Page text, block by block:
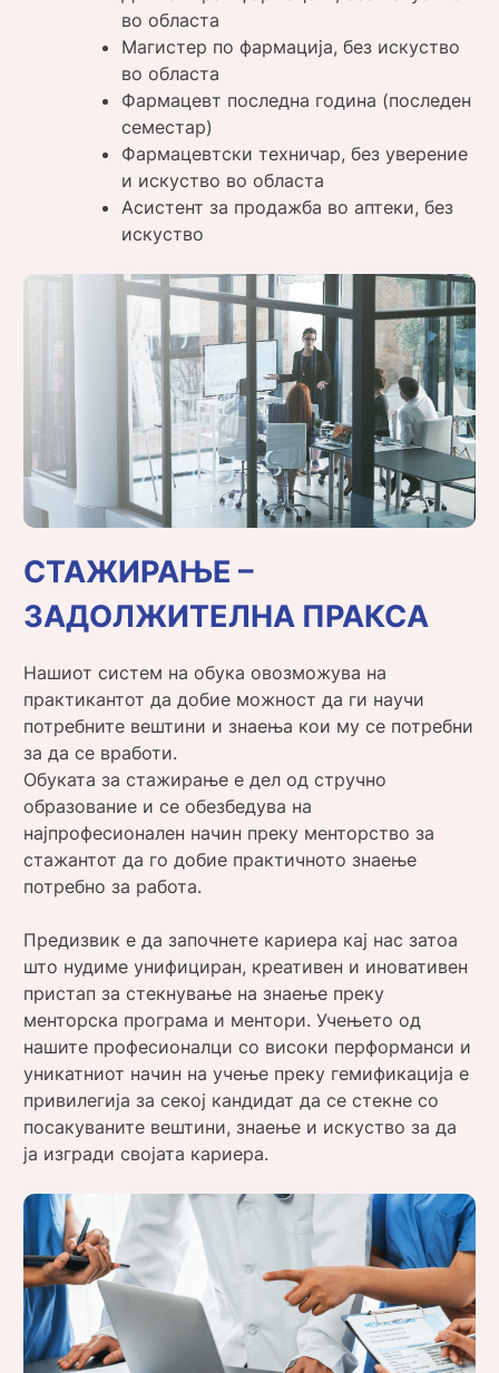
во областа
Магистер по фармација, без искуство
во областа
Фармацевт последна година (последен
семестар)
Фармацевтски техничар, без уверение
и искуство во областа
Асистент за продажба во аптеки, без
искуство
СТАЖИРАЊЕ –
ЗАДОЛЖИТЕЛНА ПРАКСА
Нашиот систем на обука овозможува на
практикантот да добие можност да ги научи
потребните вештини и знаења кои му се потребни
за да се вработи.
Обуката за стажирање е дел од стручно
образование и се обезбедува на
најпрофесионален начин преку менторство за
стажантот да го добие практичното знаење
потребно за работа.
Предизвик е да започнете кариера кај нас затоа
што нудиме унифициран, креативен и иновативен
пристап за стекнување на знаење преку
менторска програма и ментори. Учењето од
нашите професионалци со високи перформанси и
уникатниот начин на учење преку гемификација е
привилегија за секој кандидат да се стекне со
посакуваните вештини, знаење и искуство за да
ја изгради својата кариера.